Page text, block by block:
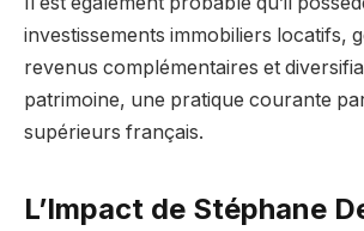
investissements immobiliers locatifs,
revenus complémentaires et
patrimoine, une pratique courante
supérieurs français.
L’Impact de Stéphane